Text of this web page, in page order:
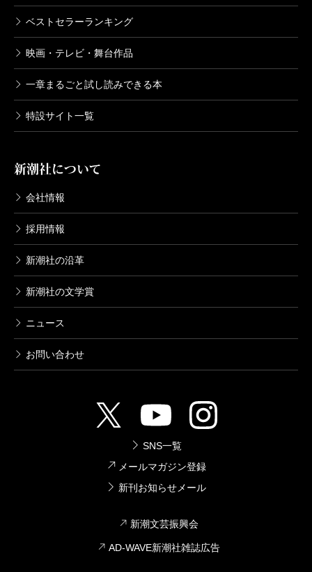
ベストセラーランキング
映画・テレビ・舞台作品
一章まるごと試し読みできる本
特設サイト一覧
新潮社について
会社情報
採用情報
新潮社の沿革
新潮社の文学賞
ニュース
お問い合わせ
SNS一覧
メールマガジン登録
新刊お知らせメール
新潮文芸振興会
AD-WAVE新潮社雑誌広告